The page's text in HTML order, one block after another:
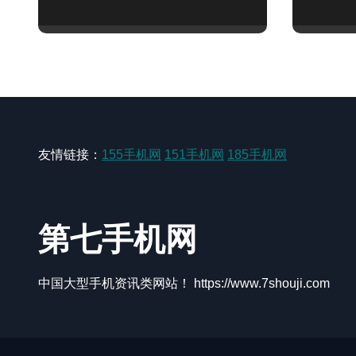
友情链接： 155手机网 151手机网 185手机网
第七手机网
中国大型手机资讯类网站！ https://www.7shouji.com